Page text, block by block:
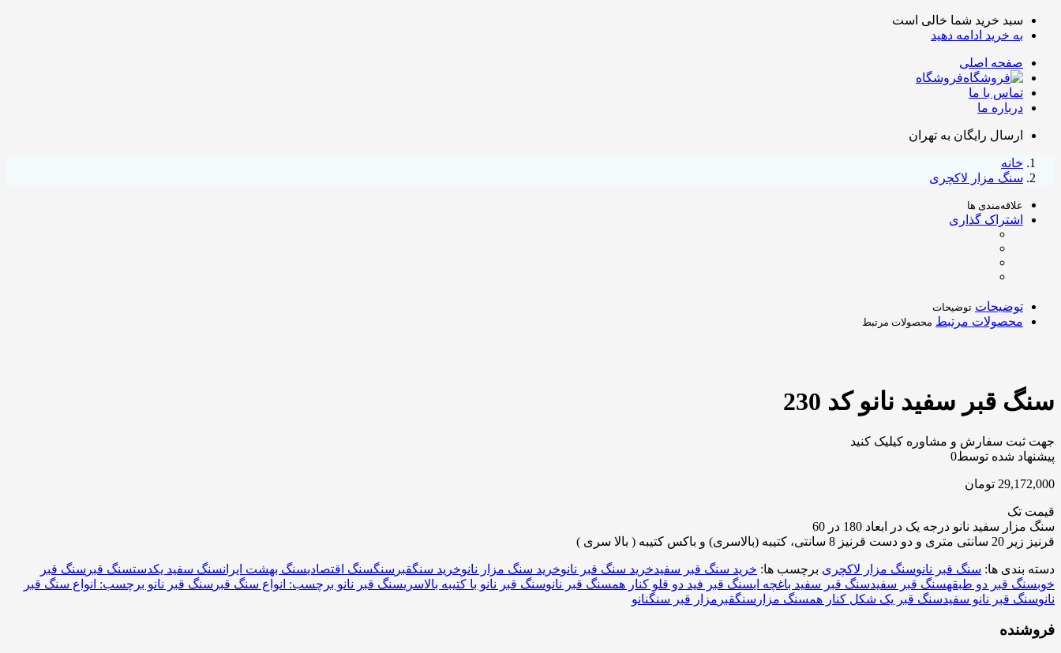
سبد خرید شما خالی است
به خرید ادامه دهید
صفحه اصلی
فروشگاه
تماس با ما
درباره ما
ارسال رایگان به تهران
خانه
سنگ مزار لاکچری
علاقه‌مندی ها
اشتراک گذاری
توضیحات توضیحات
محصولات مرتبط محصولات مرتبط
سنگ قبر سفید نانو کد 230
جهت ثبت سفارش و مشاوره کیلیک کنید
پیشنهاد شده توسط0
29,172,000 تومان
قیمت تک
سنگ مزار سفید نانو درجه یک در ابعاد 180 در 60
قرنیز زیر 20 سانتی متری و دو دست قرنیز 8 سانتی، کتیبه (بالاسری) و باکس کتیبه ( بالا سری )
دسته بندی ها: سنگ قبر نانوسنگ مزار لاکچری برچسب ها: خرید سنگ قبر سفیدخرید سنگ قبر نانوخرید سنگ مزار نانوخرید سنگقبر سنگسنگ اقتصادیسنگ بهشت ایرانسنگ سفید یکدستسنگ قبر سنگ قبر
خوبسنگ قبر دو طبقهسنگ قبر سفیدسنگ قبر سفید باغچه ایسنگ قبر فید دو قلو کنار همسنگ قبر نانوسنگ قبر نانو با کتیبه بالاسریسنگ قبر نانو برچسب: انواع سنگ قبر سنگ قبر نانو برچسب: انواع سنگ قبر
نانوسنگ قبر نانو سفیدسنگ قبر یک شکل کنار همسنگ مزار سنگقبر مزار قبر سنگنانو
فروشنده